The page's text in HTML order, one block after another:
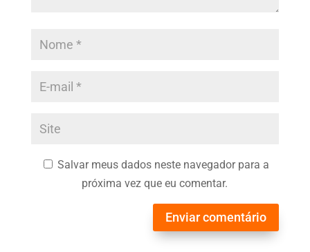
Salvar meus dados neste navegador para a
próxima vez que eu comentar.
Enviar comentário